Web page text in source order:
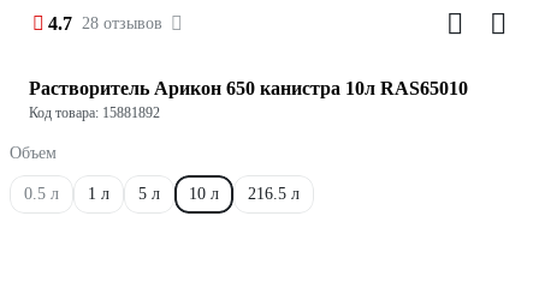
4.7 28 отзывов
Растворитель Арикон 650 канистра 10л RAS65010
Код товара: 15881892
Объем
0.5 л 1 л 5 л 10 л 216.5 л